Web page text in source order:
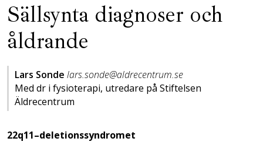
Sällsynta diagnoser och
åldrande
Lars Sonde lars.sonde@aldrecentrum.se
Med dr i fysioterapi, utredare på Stiftelsen
Äldrecentrum
22q11–deletionssyndromet